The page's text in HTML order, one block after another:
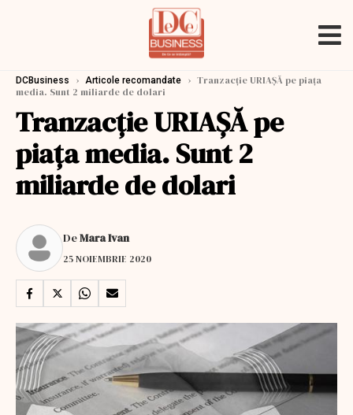
DCBusiness › Articole recomandate › Tranzacție URIAȘĂ pe piața
media. Sunt 2 miliarde de dolari
Tranzacție URIAȘĂ pe
piața media. Sunt 2
miliarde de dolari
DeMara Ivan
25 NOIEMBRIE 2020